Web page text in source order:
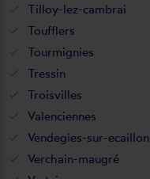
Tilloy-lez-cambrai
Toufflers
Tourmignies
Tressin
Troisvilles
Valenciennes
Vendegies-sur-ecaillon
Verchain-maugré